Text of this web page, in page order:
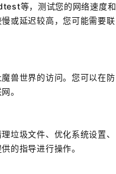
等，测试您的网络速度和
或延迟较高，您可能需要联
兽世界的访问。您可以在防
。
垃圾文件、优化系统设置、
的指导进行操作。